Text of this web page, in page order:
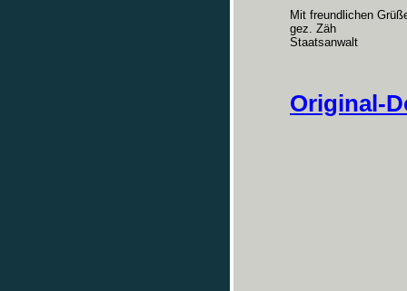
Mit freundlichen
gez. Zäh
Staatsanwalt
Original-